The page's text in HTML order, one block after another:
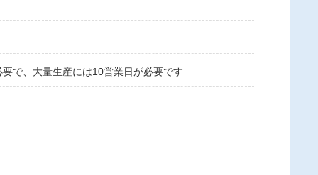
で、大量生産には10営業日が必要です